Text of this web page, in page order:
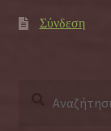
Σύνδεση